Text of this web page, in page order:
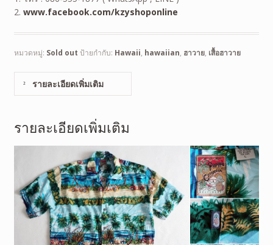
2. www.facebook.com/kzyshoponline
หมวดหมู่: Sold out ป้ายกำกับ: Hawaii, hawaiian, ฮาวาย, เสื้อฮาวาย
รายละเอียดเพิ่มเติม
รายละเอียดเพิ่มเติม